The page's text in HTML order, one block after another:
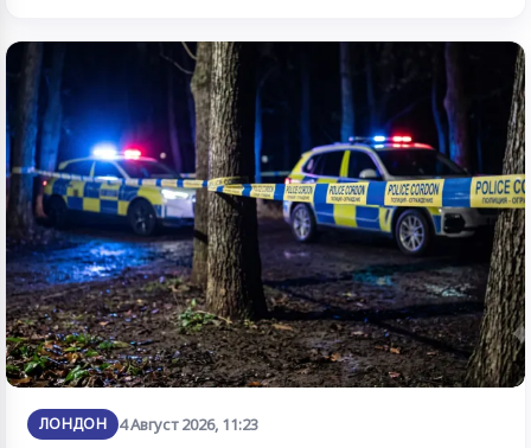
ЛОНДОН 4 Август 2026, 11:23